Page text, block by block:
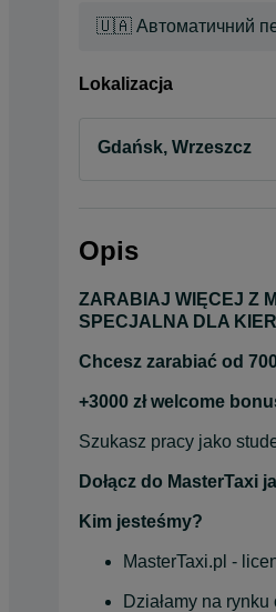
🇺🇦 Автоматичний
Lokalizacja
Gdańsk, Wrzeszcz
Opis
ZARABIAJ WIĘCEJ Z
SPECJALNA DLA
Chcesz zarabiać od
+3000 zł welcome
Szukasz pracy jako
Dołącz do MasterTaxi
Kim jesteśmy?
MasterTaxi.pl -
Działamy na